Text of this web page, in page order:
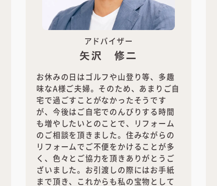
アドバイザー
矢沢 修二
お休みの日はゴルフや山登り等、多趣
味なA様ご夫婦。そのため、あまりご自
宅で過ごすことがなかったそうです
が、今後はご自宅でのんびりする時間
も増やしたいとのことで、リフォーム
のご相談を頂きました。住みながらの
リフォームでご不便をかけることが多
く、色々とご協力を頂きありがとうご
ざいました。お引渡しの際にはお手紙
まで頂き、これからも私の宝物として